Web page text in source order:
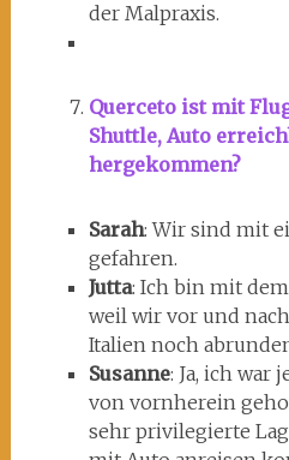
der Malpraxis.
Querceto ist mit
Shuttle, Auto
hergekommen?
Sarah: Wir sind mit
gefahren.
Jutta: Ich bin mit
weil wir vor und
Italien noch
Susanne: Ja, ich war
von vornherein
sehr privilegierte